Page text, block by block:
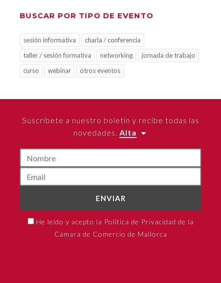
BUSCAR POR TIPO DE EVENTO
sesión informativa
charla / conferencia
taller / sesión formativa
networking
jornada de trabajo
curso
webinar otros eventos
Suscríbete a nuestro boletín y recibe todas las
novedades. Alta
ENVIAR
He leído y acepto la Política de Privacidad de la
Cámara de Comercio de Mallorca